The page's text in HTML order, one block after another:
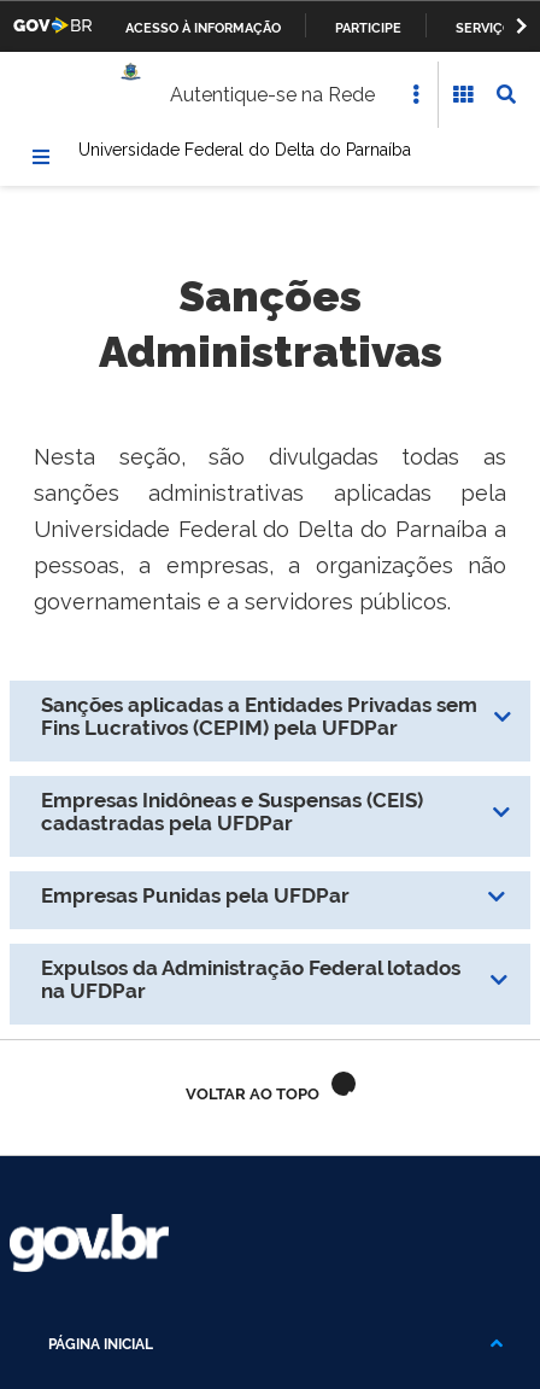
PARA
CONTEÚDO
ACESSO À INFORMAÇÃO PARTICIPE
SERVIÇOS
Ministério da Defesa
Ministério dos Transportes, Portos e Aviação Civil
Ministério da Educação
Ministério da Cultura
Ministério do Trabalho
Ministério da Saúde
Ministério da Indústria, Comércio Exterior e Serviços
Ministério de Minas e Energia
Ministério do Planejamento, Desenvolvimento e Gestão
Ministério do Meio Ambiente
Ministério da Transparência e Controladoria-Geral da União
Autentique-se na Rede
Universidade Federal do Delta do Parnaíba
Sanções
Administrativas
Nesta seção, são divulgadas todas as
sanções administrativas aplicadas pela
Universidade Federal do Delta do Parnaíba a
pessoas, a empresas, a organizações não
governamentais e a servidores públicos.
Sanções aplicadas a Entidades Privadas sem
Fins Lucrativos (CEPIM) pela UFDPar
Empresas Inidôneas e Suspensas (CEIS)
cadastradas pela UFDPar
Empresas Punidas pela UFDPar
Expulsos da Administração Federal lotados
na UFDPar
VOLTAR AO TOPO
PÁGINA INICIAL